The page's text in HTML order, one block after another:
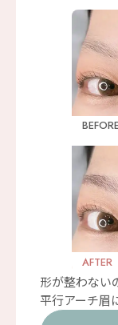
BEFORE
AFTER
形が整わない
平行アーチ眉